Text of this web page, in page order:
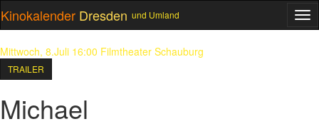
Kinokalender Dresden und Umland
Mittwoch, 8.Juli 16:00 Filmtheater Schauburg
TRAILER
Michael